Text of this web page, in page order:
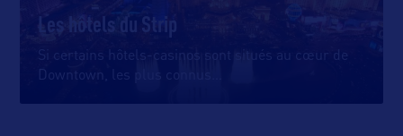
Les hôtels du Strip
Si certains hôtels-casinos sont situés au cœur de
Downtown, les plus connus